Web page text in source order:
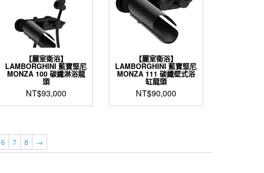
【麗室衛浴】
LAMBORGHINI 藍寶堅尼
MONZA 100 碳纖淋浴龍
頭
NT$93,000
【麗室衛浴】
LAMBORGHINI 藍寶堅尼
MONZA 111 碳纖壁式浴
缸龍頭
NT$90,000
6 7 8 →